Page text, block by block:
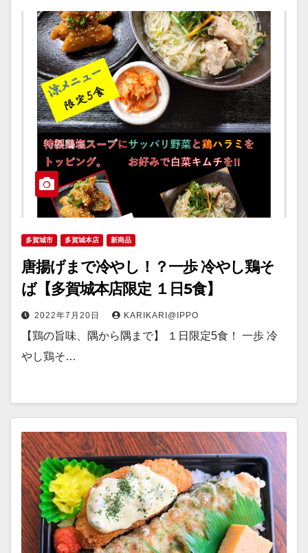
多賀城市 多賀城本店 新商品
唐揚げまで冷やし！？一歩 冷やし鶏そ
ば【多賀城本店限定 １日5食】
2022年7月20日 KARIKARI@IPPO
【鶏の旨味、隅から隅まで】 １日限定5食！ 一歩 冷
やし鶏そ…